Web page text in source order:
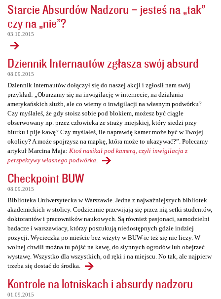
Starcie Absurdów Nadzoru – jesteś na „tak”
czy na „nie”?
03.10.2015
Dziennik Internautów zgłasza swój absurd
08.09.2015
Dziennik Internautów dołączył się do naszej akcji i zgłosił nam swój
przykład: „Oburzamy się na inwigilację w internecie, na działania
amerykańskich służb, ale co wiemy o inwigilacji na własnym podwórku?
Czy myślałeś, że gdy stoisz sobie pod blokiem, możesz być ciągle
obserwowany np. przez człowieka ze straży miejskiej, który siedzi przy
biurku i pije kawę? Czy myślałeś, ile naprawdę kamer może być w Twojej
okolicy? A może spojrzysz na mapkę, która może to ukazywać?”. Polecamy
artykuł Marcina Maja: Ktoś nasikał pod kamerą, czyli inwigilacja z
perspektywy własnego podwórka
Checkpoint BUW
08.09.2015
Biblioteka Uniwersytecka w Warszawie. Jedna z najważniejszych bibliotek
akademickich w stolicy. Codziennie przewijają się przez nią setki studentów,
doktorantów i pracowników naukowych. Są również pasjonaci, samodzielni
badacze i warszawiacy, którzy poszukują niedostępnych gdzie indziej
pozycji. Wycieczka po mieście bez wizyty w BUW-ie też się nie liczy. W
wolnej chwili można tu pójść na kawę, do słynnych ogrodów lub obejrzeć
wystawę. Wszystko dla wszystkich, od ręki i na miejscu. No tak, ale najpierw
trzeba się dostać do środka.
Kontrole na lotniskach i absurdy nadzoru
01.09.2015